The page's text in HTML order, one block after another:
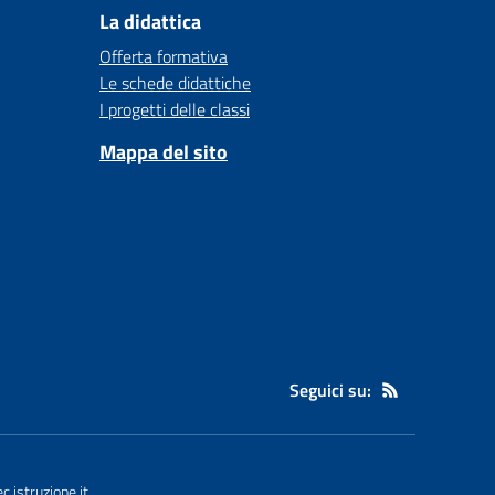
La didattica
Offerta formativa
Le schede didattiche
I progetti delle classi
Mappa del sito
Seguici su: